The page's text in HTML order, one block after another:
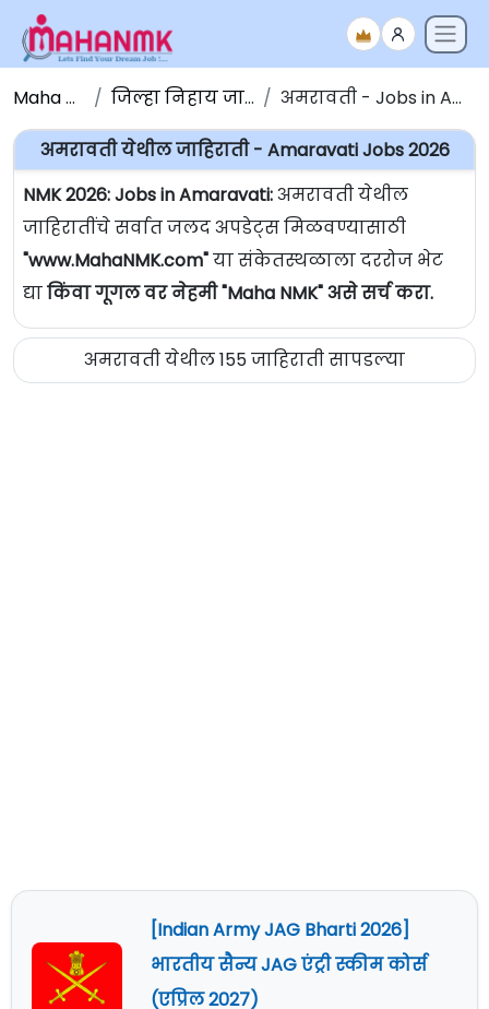
Maha NMK जिल्हा निहाय जाहिराती अमरावती - Jobs in Amaravati
अमरावती येथील जाहिराती - Amaravati Jobs 2026
NMK 2026: Jobs in Amaravati:अमरावती येथील
जाहिरातींचे सर्वात जलद अपडेट्स मिळवण्यासाठी
"www.MahaNMK.com"या संकेतस्थळाला दररोज भेट
द्याकिंवा गूगल वर नेहमी "Maha NMK" असे सर्च करा.
अमरावती येथील 155 जाहिराती सापडल्या
[Indian Army JAG Bharti 2026]
भारतीय सैन्य JAG एंट्री स्कीम कोर्स
(एप्रिल 2027)